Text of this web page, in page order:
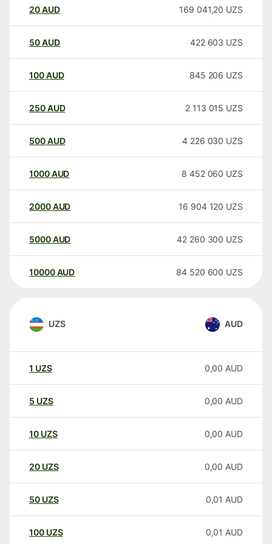
20AUD 169 041,20 UZS
50AUD 422 603 UZS
100AUD 845 206 UZS
250AUD 2 113 015 UZS
500AUD 4 226 030 UZS
1000AUD 8 452 060 UZS
2000AUD 16 904 120 UZS
5000AUD 42 260 300 UZS
10000 AUD 84 520 600 UZS
UZS AUD
1 UZS 0,00 AUD
5 UZS 0,00 AUD
10 UZS 0,00 AUD
20 UZS 0,00 AUD
50 UZS 0,01 AUD
100 UZS 0,01 AUD